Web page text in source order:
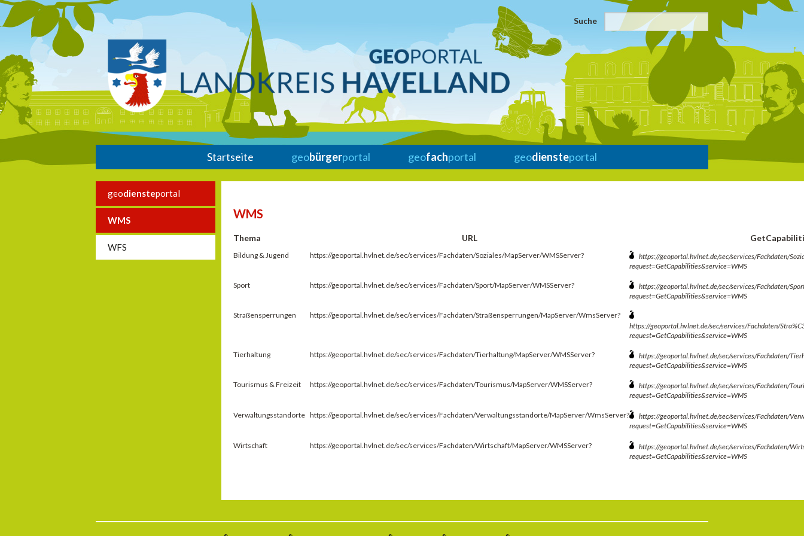
Suche
Startseite geobürgerportal geofachportal geodiensteportal
geodiensteportal
WMS
WFS
WMS
Thema URL
Bildung & Jugend https://geoportal.hvlnet.de/sec/services/Fachdaten/Soziales/MapServer/WMSServer?
https://geoportal.hvlnet.de/sec/services/Fachdaten/
request=GetCapabilities&service=WMS
Sport https://geoportal.hvlnet.de/sec/services/Fachdaten/Sport/MapServer/WMSServer?
https://geoportal.hvlnet.de/sec/services/Fachdaten/
request=GetCapabilities&service=WMS
Straßensperrungen
https://geoportal.hvlnet.de/sec/services/Fachdaten/Straßensperrungen/MapServer/WmsServer?
https://geoportal.hvlnet.de/sec/services/Fachdaten/
request=GetCapabilities&service=WMS
Tierhaltung https://geoportal.hvlnet.de/sec/services/Fachdaten/Tierhaltung/MapServer/WMSServer?
https://geoportal.hvlnet.de/sec/services/Fachdaten/
request=GetCapabilities&service=WMS
Tourismus & Freizeit https://geoportal.hvlnet.de/sec/services/Fachdaten/Tourismus/MapServer/WMSServer?
https://geoportal.hvlnet.de/sec/services/Fachdaten/
request=GetCapabilities&service=WMS
Verwaltungsstandorte https://geoportal.hvlnet.de/sec/services/Fachdaten/Verwaltungsstandorte/MapServer/WmsServer?
https://geoportal.hvlnet.de/sec/services/Fachdaten/
request=GetCapabilities&service=WMS
Wirtschaft https://geoportal.hvlnet.de/sec/services/Fachdaten/Wirtschaft/MapServer/WMSServer?
https://geoportal.hvlnet.de/sec/services/Fachdaten/
request=GetCapabilities&service=WMS